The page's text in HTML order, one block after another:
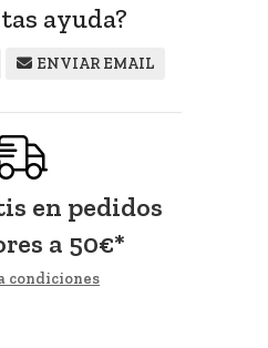
ayuda?
ENVIAR EMAIL
en pedidos
a 50€*
condiciones